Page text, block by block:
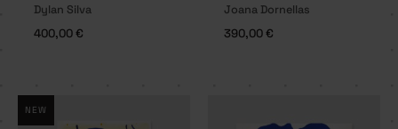
Dylan Silva
400,00€
Joana Dornellas
390,00€
NEW